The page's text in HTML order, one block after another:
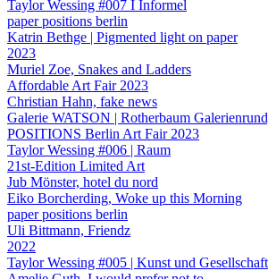
Taylor Wessing #007 I Informel
paper positions berlin
Katrin Bethge | Pigmented light on paper
2023
Muriel Zoe, Snakes and Ladders
Affordable Art Fair 2023
Christian Hahn, fake news
Galerie WATSON | Rotherbaum
POSITIONS Berlin Art Fair 2023
Taylor Wessing #006 | Raum
21st-Edition Limited Art
Jub Mönster, hotel du nord
Eiko Borcherding, Woke up this Morning
paper positions berlin
Uli Bittmann, Friendz
2022
Taylor Wessing #005 | Kunst und Gesellschaft